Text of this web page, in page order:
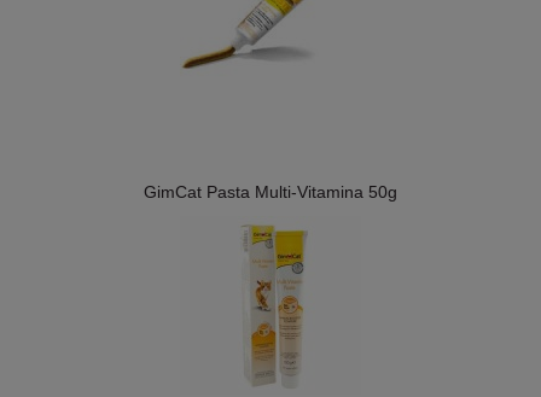
GimCat Pasta Multi-Vitamina 50g